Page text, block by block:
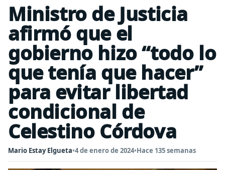
Ministro de Justicia
afirmó que el
gobierno hizo “todo lo
que tenía que hacer”
para evitar libertad
condicional de
Celestino Córdova
Mario Estay Elgueta•4 de enero de 2024•Hace 135 semanas